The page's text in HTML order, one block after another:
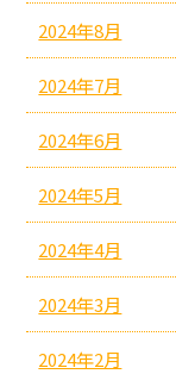
2024年8月
2024年7月
2024年6月
2024年5月
2024年4月
2024年3月
2024年2月